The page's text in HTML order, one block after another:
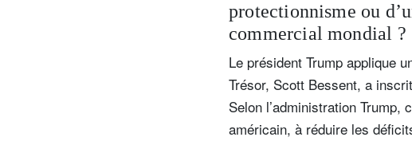
protectionnisme ou
commercial mondial ?
Le président Trump applique
Trésor, Scott Bessent, a
Selon l’administration
américain, à réduire les